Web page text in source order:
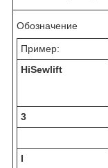
Обозначение
Пример:
HiSewlift
3
I